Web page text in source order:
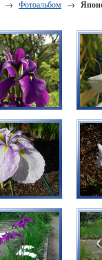
→ Фотоальбом →